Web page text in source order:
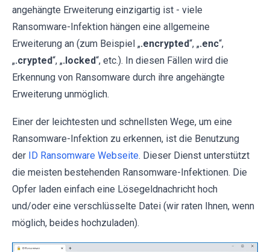
angehängte Erweiterung einzigartig ist - viele
Ransomware-Infektion hängen eine allgemeine
Erweiterung an (zum Beispiel „.encrypted“, „.enc“,
„.crypted“, „.locked“, etc.). In diesen Fällen wird die
Erkennung von Ransomware durch ihre angehängte
Erweiterung unmöglich.
Einer der leichtesten und schnellsten Wege, um eine
Ransomware-Infektion zu erkennen, ist die Benutzung
der
ID Ransomware Webseite. Dieser Dienst unterstützt
die meisten bestehenden Ransomware-Infektionen. Die
Opfer laden einfach eine Lösegeldnachricht hoch
und/oder eine verschlüsselte Datei (wir raten Ihnen, wenn
möglich, beides hochzuladen).